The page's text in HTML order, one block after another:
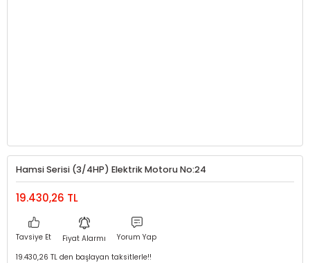
Hamsi Serisi (3/4HP) Elektrik Motoru No:24
19.430,26 TL
Tavsiye Et Fiyat Alarmı
Yorum Yap
19.430,26 TL den başlayan taksitlerle!!